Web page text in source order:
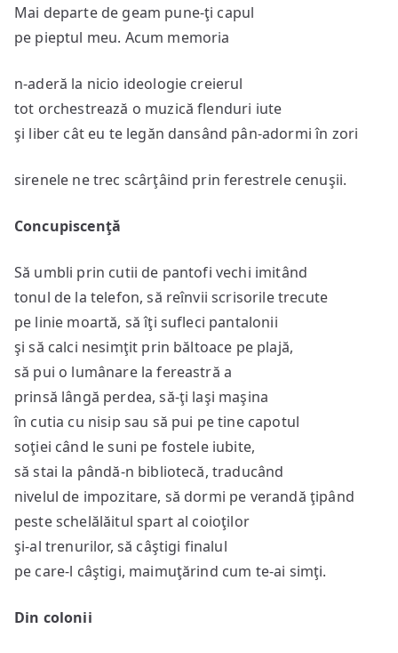
Mai departe de geam pune-ţi capul
pe pieptul meu. Acum memoria
n-aderă la nicio ideologie creierul
tot orchestrează o muzică flenduri iute
şi liber cât eu te legăn dansând pân-adormi în zori
sirenele ne trec scârţâind prin ferestrele cenuşii.
Concupiscenţă
Să umbli prin cutii de pantofi vechi imitând
tonul de la telefon, să reînvii scrisorile trecute
pe linie moartă, să îţi sufleci pantalonii
şi să calci nesimţit prin băltoace pe plajă,
să pui o lumânare la fereastră a
prinsă lângă perdea, să-ţi laşi maşina
în cutia cu nisip sau să pui pe tine capotul
soţiei când le suni pe fostele iubite,
să stai la pândă-n bibliotecă, traducând
nivelul de impozitare, să dormi pe verandă ţipând
peste schelălăitul spart al coioţilor
şi-al trenurilor, să câştigi finalul
pe care-l câştigi, maimuţărind cum te-ai simţi.
Din colonii